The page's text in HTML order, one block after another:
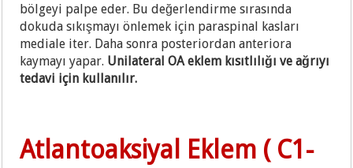
bölgeyi palpe eder. Bu değerlendirme sırasında
dokuda sıkışmayı önlemek için paraspinal kasları
mediale iter. Daha sonra posteriordan anteriora
kaymayı yapar. Unilateral OA eklem kısıtlılığı ve ağrıyı
tedavi için kullanılır.
Atlantoaksiyal Eklem ( C1-